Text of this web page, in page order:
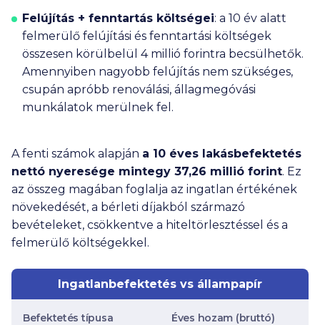
Felújítás + fenntartás költségei: a 10 év alatt
felmerülő felújítási és fenntartási költségek
összesen körülbelül 4 millió forintra becsülhetők.
Amennyiben nagyobb felújítás nem szükséges,
csupán apróbb renoválási, állagmegóvási
munkálatok merülnek fel.
A fenti számok alapján a 10 éves lakásbefektetés
nettó nyeresége mintegy 37,26 millió forint. Ez
az összeg magában foglalja az ingatlan értékének
növekedését, a bérleti díjakból származó
bevételeket, csökkentve a hiteltörlesztéssel és a
felmerülő költségekkel.
Ingatlanbefektetés vs állampapír
Befektetés típusa Éves hozam (bruttó)